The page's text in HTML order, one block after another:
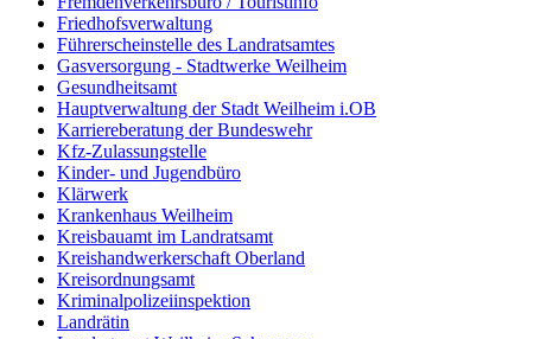
Friedhofsverwaltung
Führerscheinstelle des Landratsamtes
Gasversorgung - Stadtwerke Weilheim
Gesundheitsamt
Hauptverwaltung der Stadt Weilheim i.OB
Karriereberatung der Bundeswehr
Kfz-Zulassungstelle
Kinder- und Jugendbüro
Klärwerk
Krankenhaus Weilheim
Kreisbauamt im Landratsamt
Kreishandwerkerschaft Oberland
Kreisordnungsamt
Kriminalpolizeiinspektion
Landrätin